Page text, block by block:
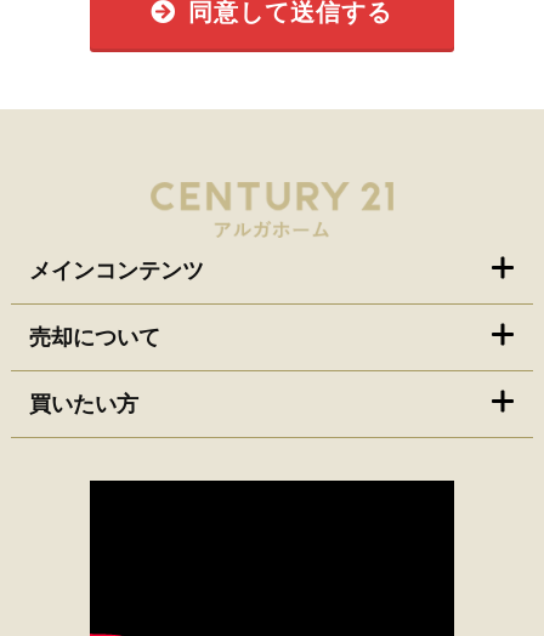
同意して送信する
メインコンテンツ
売却について
買いたい方